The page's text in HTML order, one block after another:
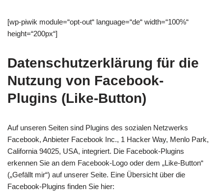
[wp-piwik module=“opt-out“ language=“de“ width=“100%“
height=“200px“]
Datenschutzerklärung für die
Nutzung von Facebook-
Plugins (Like-Button)
Auf unseren Seiten sind Plugins des sozialen Netzwerks
Facebook, Anbieter Facebook Inc., 1 Hacker Way, Menlo Park,
California 94025, USA, integriert. Die Facebook-Plugins
erkennen Sie an dem Facebook-Logo oder dem „Like-Button“
(„Gefällt mir“) auf unserer Seite. Eine Übersicht über die
Facebook-Plugins finden Sie hier: